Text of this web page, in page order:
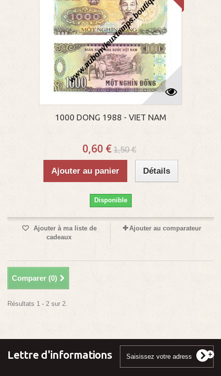
1000 DONG 1988 - VIET NAM
0,60 € 1,50 €
Ajouter au panier Détails
Disponible
Ajouter à ma liste de
cadeaux
Ajouter au comparateur
Comparer (0)
Résultats 1 - 2 sur 2.
Lettre d'informations